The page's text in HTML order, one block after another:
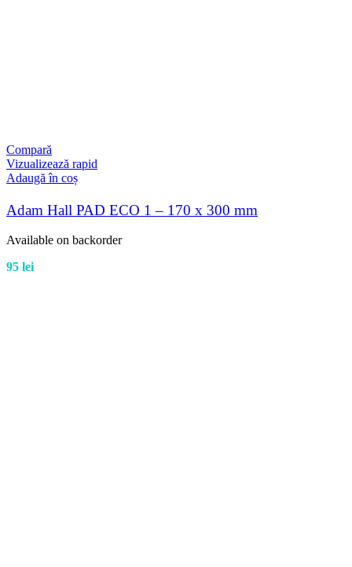
Compară
Vizualizează rapid
Adaugă în coș
Adam Hall PAD ECO 1 – 170 x 300 mm
Available on backorder
95 lei